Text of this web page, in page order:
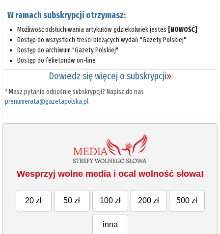
W ramach subskrypcji otrzymasz:
Możliwość odsłuchiwania artykułów gdziekolwiek jesteś [NOWOŚĆ]
Dostęp do wszystkich treści bieżących wydań "Gazety Polskiej"
Dostęp do archiwum "Gazety Polskiej"
Dostęp do felietonów on-line
Dowiedz się więcej o subskrypcji»
*Masz pytania odnośnie subskrypcji? Napisz do nas
prenumerata@gazetapolska.pl
Wesprzyj wolne media i ocal wolność słowa!
20 zł 50 zł 100 zł 200 zł 500 zł
inna